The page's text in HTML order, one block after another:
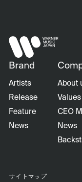
Brand
Artists
Release
Feature
News
About
Values
CEO
News
サイトマップ